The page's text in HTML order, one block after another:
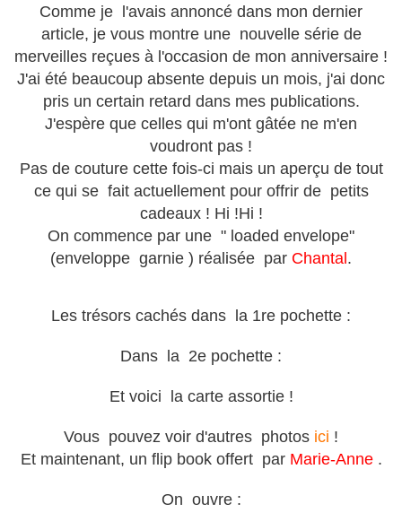
Comme je l'avais annoncé dans mon dernier
article, je vous montre une nouvelle série de
merveilles reçues à l'occasion de mon anniversaire !
J'ai été beaucoup absente depuis un mois, j'ai donc
pris un certain retard dans mes publications.
J'espère que celles qui m'ont gâtée ne m'en
voudront pas !
Pas de couture cette fois-ci mais un aperçu de tout
ce qui se fait actuellement pour offrir de petits
cadeaux ! Hi !Hi !
On commence par une " loaded envelope"
(enveloppe garnie ) réalisée par Chantal .
Les trésors cachés dans la 1re pochette :
Dans la 2e pochette :
Et voici la carte assortie !
Vous pouvez voir d'autres photos ici !
Et maintenant, un flip book offert par Marie-Anne.
On ouvre :